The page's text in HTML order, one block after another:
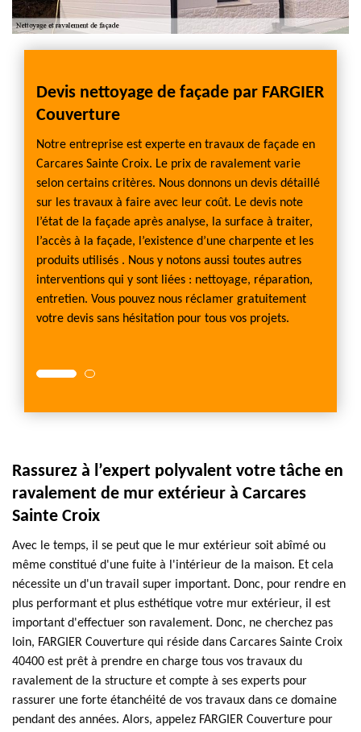
Devis nettoyage de façade par FARGIER
Couverture
Notre entreprise est experte en travaux de façade en
Carcares Sainte Croix. Le prix de ravalement varie
selon certains critères. Nous donnons un devis détaillé
sur les travaux à faire avec leur coût. Le devis note
l’état de la façade après analyse, la surface à traiter,
l’accès à la façade, l’existence d’une charpente et les
produits utilisés . Nous y notons aussi toutes autres
interventions qui y sont liées : nettoyage, réparation,
entretien. Vous pouvez nous réclamer gratuitement
votre devis sans hésitation pour tous vos projets.
Rassurez à l’expert polyvalent votre tâche en
ravalement de mur extérieur à Carcares
Sainte Croix
Avec le temps, il se peut que le mur extérieur soit abîmé ou
même constitué d'une fuite à l'intérieur de la maison. Et cela
nécessite un d'un travail super important. Donc, pour rendre en
plus performant et plus esthétique votre mur extérieur, il est
important d'effectuer son ravalement. Donc, ne cherchez pas
loin, FARGIER Couverture qui réside dans Carcares Sainte Croix
40400 est prêt à prendre en charge tous vos travaux du
ravalement de la structure et compte à ses experts pour
rassurer une forte étanchéité de vos travaux dans ce domaine
pendant des années. Alors, appelez FARGIER Couverture pour